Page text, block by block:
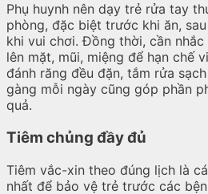
Phụ huynh nên dạy trẻ rửa tay
phòng, đặc biệt trước khi ăn,
khi vui chơi. Đồng thời, cần
lên mặt, mũi, miệng để hạn chế
đánh răng đều đặn, tắm rửa
gàng mỗi ngày cũng góp phần
quả.
Tiêm chủng đầy đủ
Tiêm vắc-xin theo đúng lịch là
nhất để bảo vệ trẻ trước các